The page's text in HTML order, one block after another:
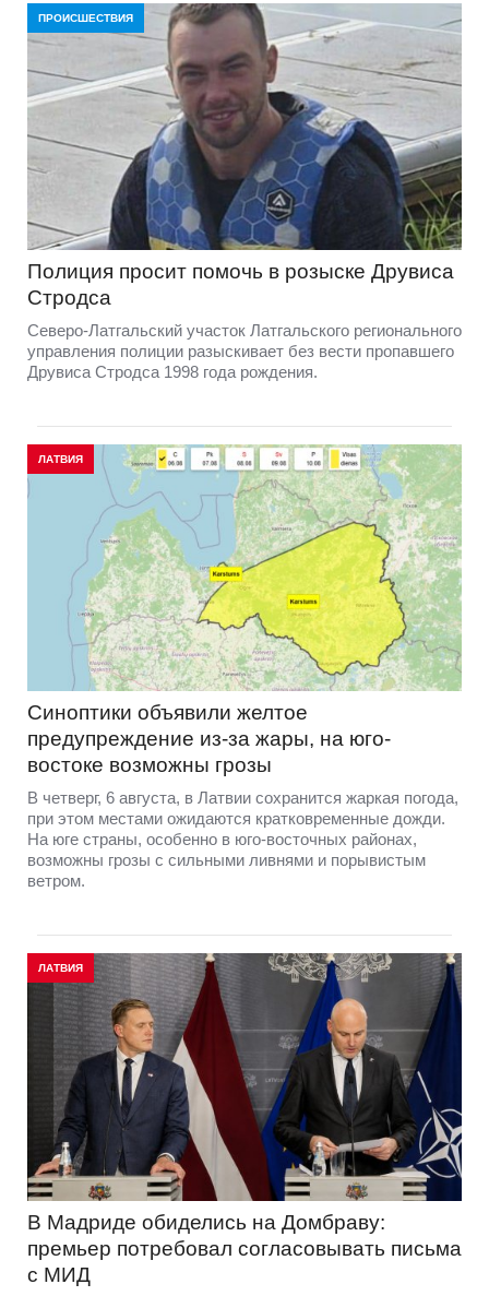
ПРОИСШЕСТВИЯ
Полиция просит помочь в розыске Друвиса
Стродса
Северо-Латгальский участок Латгальского регионального
управления полиции разыскивает без вести пропавшего
Друвиса Стродса 1998 года рождения.
ЛАТВИЯ
Синоптики объявили желтое
предупреждение из-за жары, на юго-
востоке возможны грозы
В четверг, 6 августа, в Латвии сохранится жаркая погода,
при этом местами ожидаются кратковременные дожди.
На юге страны, особенно в юго-восточных районах,
возможны грозы с сильными ливнями и порывистым
ветром.
ЛАТВИЯ
В Мадриде обиделись на Домбраву:
премьер потребовал согласовывать письма
с МИД